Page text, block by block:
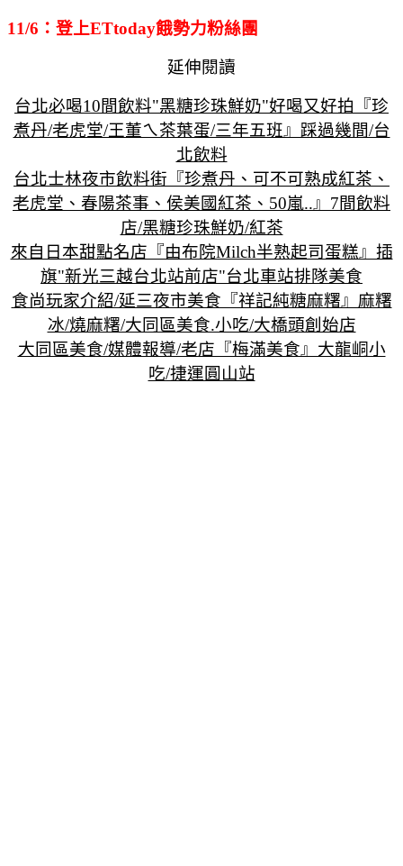
11/6：登上ETtoday餓勢力粉絲團
延伸閱讀
台北必喝10間飲料"黑糖珍珠鮮奶"好喝又好拍『珍
煮丹/老虎堂/王董ㄟ茶葉蛋/三年五班』踩過幾間/台
北飲料
台北士林夜市飲料街『珍煮丹、可不可熟成紅茶、
老虎堂、春陽茶事、侯美國紅茶、50嵐..』7間飲料
店/黑糖珍珠鮮奶/紅茶
來自日本甜點名店『由布院Milch半熟起司蛋糕』插
旗"新光三越台北站前店"台北車站排隊美食
食尚玩家介紹/延三夜市美食『祥記純糖麻糬』麻糬
冰/燒麻糬/大同區美食.小吃/大橋頭創始店
大同區美食/媒體報導/老店『梅滿美食』大龍峒小
吃/捷運圓山站